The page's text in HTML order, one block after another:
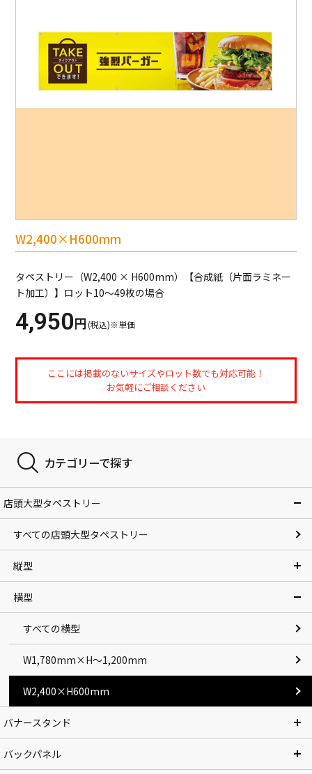
W2,400×H600mm
タペストリー（W2,400 × H600mm）【合成紙（片面ラミネー
ト加工）】ロット10～49枚の場合
4,950円(税込)※単価
ここには掲載のないサイズやロット数でも対応可能！
お気軽にご相談ください
カテゴリーで探す
店頭大型タペストリー
すべての店頭大型タペストリー
縦型
横型
すべての横型
W1,780mm×H～1,200mm
W2,400×H600mm
バナースタンド
バックパネル